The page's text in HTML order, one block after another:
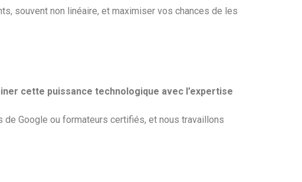
souvent non linéaire, et maximiser vos chances de les
cette puissance technologique avec l’expertise
de Google ou formateurs certifiés, et nous travaillons